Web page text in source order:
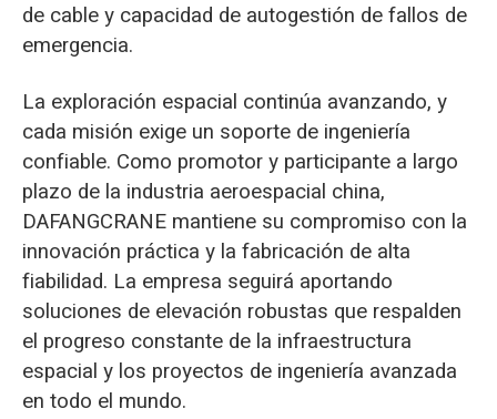
de cable y capacidad de autogestión de fallos de
emergencia.
La exploración espacial continúa avanzando, y
cada misión exige un soporte de ingeniería
confiable. Como promotor y participante a largo
plazo de la industria aeroespacial china,
DAFANGCRANE mantiene su compromiso con la
innovación práctica y la fabricación de alta
fiabilidad. La empresa seguirá aportando
soluciones de elevación robustas que respalden
el progreso constante de la infraestructura
espacial y los proyectos de ingeniería avanzada
en todo el mundo.